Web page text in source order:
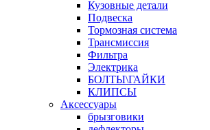
Кузовные детали
Подвеска
Тормозная система
Трансмиссия
Фильтра
Электрика
БОЛТЫ\ГАЙКИ
КЛИПСЫ
Аксессуары
брызговики